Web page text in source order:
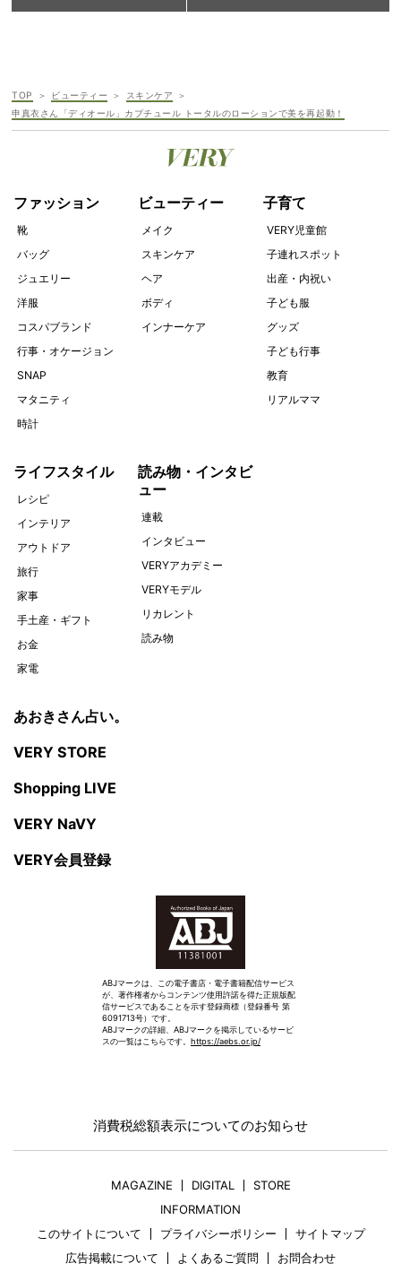
TOP ビューティー
スキンケア
申真衣さん「ディオール」カプチュール トータルのローションで美を再起動！
ファッション
靴
バッグ
ジュエリー
洋服
コスパブランド
行事・オケージョン
SNAP
マタニティ
時計
ビューティー
メイク
スキンケア
ヘア
ボディ
インナーケア
子育て
VERY児童館
子連れスポット
出産・内祝い
子ども服
グッズ
子ども行事
教育
リアルママ
ライフスタイル
レシピ
インテリア
アウトドア
旅行
家事
手土産・ギフト
お金
家電
読み物・インタビ
ュー
連載
インタビュー
VERYアカデミー
VERYモデル
リカレント
読み物
あおきさん占い。
VERY STORE
Shopping LIVE
VERY NaVY
VERY会員登録
ABJマークは、この電子書店・電子書籍配信サービス
が、著作権者からコンテンツ使用許諾を得た正規版配
信サービスであることを示す登録商標（登録番号 第
6091713号）です。
ABJマークの詳細、ABJマークを掲示しているサービ
スの一覧はこちらです。 https://aebs.or.jp/
消費税総額表示についてのお知らせ
MAGAZINE DIGITAL
STORE
INFORMATION
このサイトについて
プライバシーポリシー
サイトマップ
広告掲載について
よくあるご質問 お問合わせ